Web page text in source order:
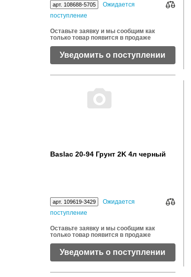
арт. 108688-5705
Ожидается
поступление
Оставьте заявку и мы сообщим как
только товар появится в продаже
Уведомить о поступлении
Baslac 20-94 Грунт 2K 4л черный
арт. 109619-3429
Ожидается
поступление
Оставьте заявку и мы сообщим как
только товар появится в продаже
Уведомить о поступлении